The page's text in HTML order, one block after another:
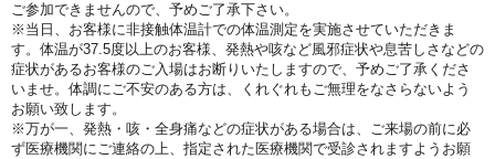
ご参加できませんので、予めご了承下さい。
※当日、お客様に非接触体温計での体温測定を実施させていただきま
す。体温が37.5度以上のお客様、発熱や咳など風邪症状や息苦しさなどの
症状があるお客様のご入場はお断りいたしますので、予めご了承くださ
いませ。体調にご不安のある方は、くれぐれもご無理をなさらないよう
お願い致します。
※万が一、発熱・咳・全身痛などの症状がある場合は、ご来場の前に必
ず医療機関にご連絡の上、指定された医療機関で受診されますようお願